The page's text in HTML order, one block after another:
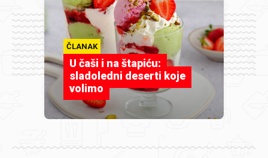
ČLANAK
U čaši i na štapiću:
sladoledni deserti koje
volimo